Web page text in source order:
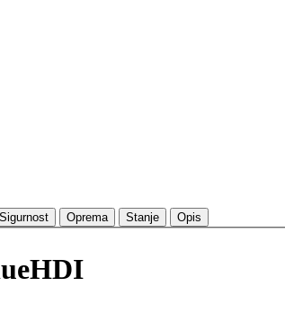
Sigurnost Oprema Stanje Opis